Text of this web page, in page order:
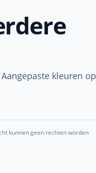
kleuren op
kunnen geen rechten worden